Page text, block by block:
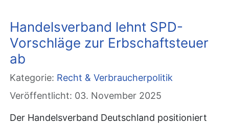
Handelsverband lehnt SPD-
Vorschläge zur Erbschaftsteuer
ab
Kategorie: Recht & Verbraucherpolitik
Veröffentlicht: 03. November 2025
Der Handelsverband Deutschland positioniert